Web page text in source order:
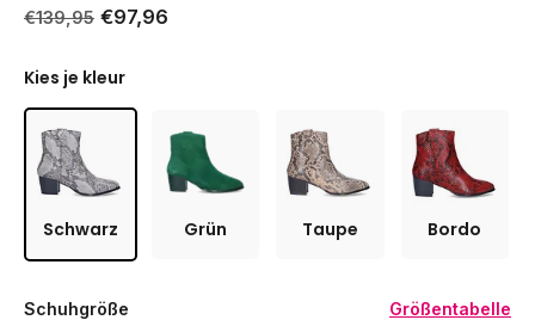
€139,95 €97,96
Kies je kleur
Schwarz Grün Taupe Bordo
Schuhgröße Größentabelle